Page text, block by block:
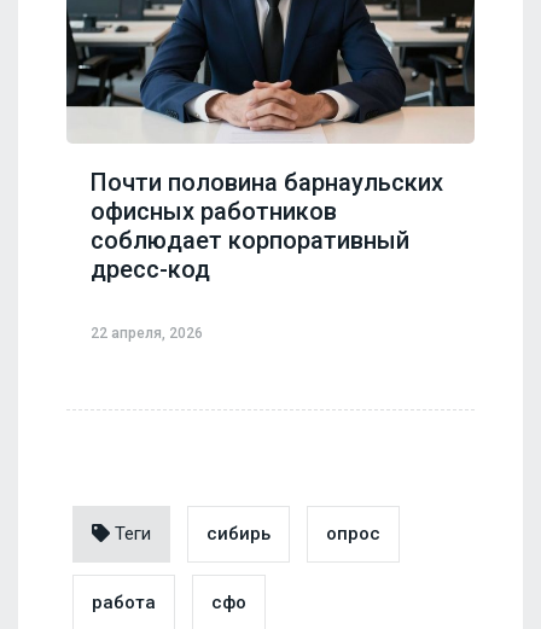
Почти половина барнаульских
офисных работников
соблюдает корпоративный
дресс-код
22 апреля, 2026
Теги сибирь опрос
работа сфо